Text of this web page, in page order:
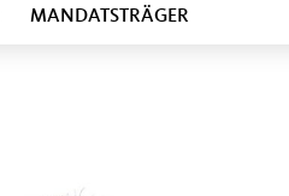
MANDATSTRÄGER